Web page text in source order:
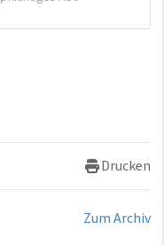
Drucken
Zum Archiv